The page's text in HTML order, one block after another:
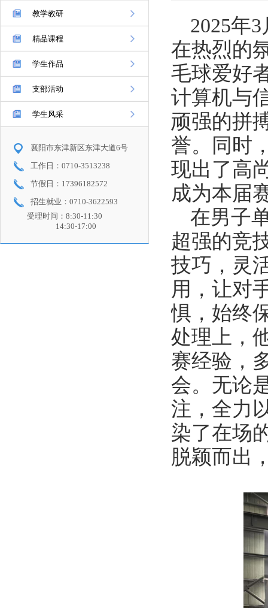
教学教研
精品课程
学生作品
支部活动
学生风采
襄阳市东津新区东津大道6号
工作日：0710-3513238
节假日：17396182572
招生就业：0710-3622593
受理时间：8:30-11:30
14:30-17:00
2025年
在热烈的
毛球爱好
计算机与
顽强的拼
誉。同时
现出了高
成为本届
在男子
超强的竞
技巧，灵
用，让对
惧，始终
处理上，
赛经验，
会。无论
注，全力
染了在场
脱颖而出